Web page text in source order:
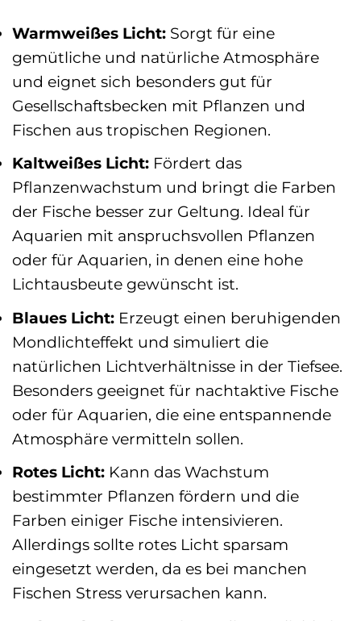
Warmweißes Licht: Sorgt für eine
gemütliche und natürliche Atmosphäre
und eignet sich besonders gut für
Gesellschaftsbecken mit Pflanzen und
Fischen aus tropischen Regionen.
Kaltweißes Licht: Fördert das
Pflanzenwachstum und bringt die Farben
der Fische besser zur Geltung. Ideal für
Aquarien mit anspruchsvollen Pflanzen
oder für Aquarien, in denen eine hohe
Lichtausbeute gewünscht ist.
Blaues Licht: Erzeugt einen beruhigenden
Mondlichteffekt und simuliert die
natürlichen Lichtverhältnisse in der Tiefsee.
Besonders geeignet für nachtaktive Fische
oder für Aquarien, die eine entspannende
Atmosphäre vermitteln sollen.
Rotes Licht: Kann das Wachstum
bestimmter Pflanzen fördern und die
Farben einiger Fische intensivieren.
Allerdings sollte rotes Licht sparsam
eingesetzt werden, da es bei manchen
Fischen Stress verursachen kann.